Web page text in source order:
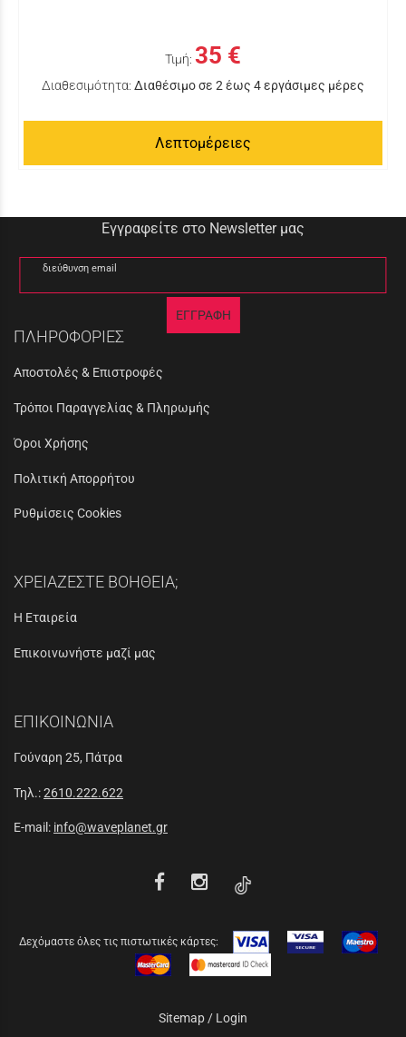
Τιμή: 35 €
Διαθεσιμότητα: Διαθέσιμο σε 2 έως 4 εργάσιμες μέρες
Λεπτομέρειες
Εγγραφείτε στο Newsletter μας
διεύθυνση email
ΕΓΓΡΑΦΗ
ΠΛΗΡΟΦΟΡΙΕΣ
Αποστολές & Επιστροφές
Τρόποι Παραγγελίας & Πληρωμής
Όροι Χρήσης
Πολιτική Απορρήτου
Ρυθμίσεις Cookies
ΧΡΕΙΑΖΕΣΤΕ ΒΟΗΘΕΙΑ;
Η Εταιρεία
Επικοινωνήστε μαζί μας
ΕΠΙΚΟΙΝΩΝΙΑ
Γούναρη 25, Πάτρα
Τηλ.:2610.222.622
E-mail: info@waveplanet.gr
Δεχόμαστε όλες τις πιστωτικές κάρτες:
Sitemap / Login